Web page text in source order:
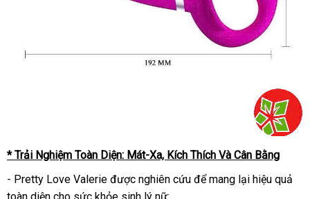
* Trải Nghiệm Toàn Diện: Mát-Xa, Kích Thích Và Cân Bằng
- Pretty Love Valerie được nghiên cứu để mang lại hiệu quả